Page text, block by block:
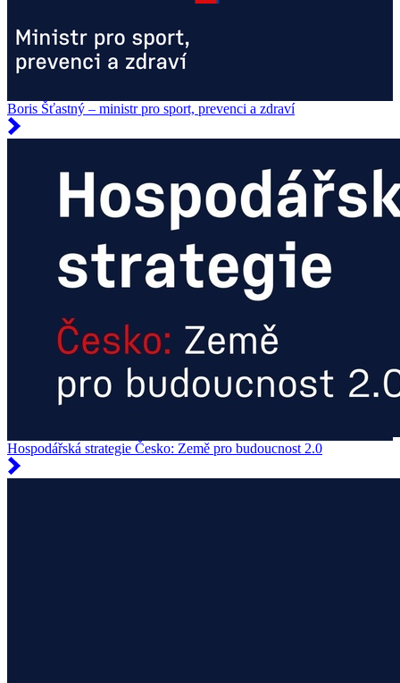
Boris Šťastný – ministr pro sport, prevenci a zdraví
Hospodářská strategie Česko: Země pro budoucnost 2.0